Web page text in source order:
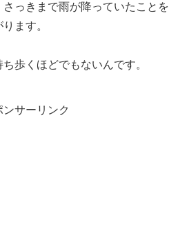
っきまで雨が降っていたことを
ます。
歩くほどでもないんです。
ンサーリンク